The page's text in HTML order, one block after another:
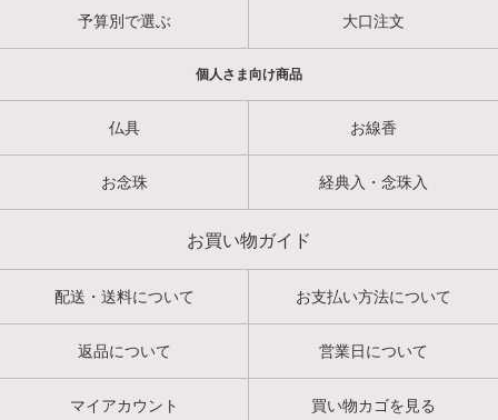
予算別で選ぶ 大口注文
個人さま向け商品
仏具 お線香
お念珠 経典入・念珠入
お買い物ガイド
配送・送料について お支払い方法について
返品について 営業日について
マイアカウント 買い物カゴを見る